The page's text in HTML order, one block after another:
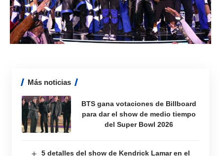
Más noticias
BTS gana votaciones de Billboard
para dar el show de medio tiempo
del Super Bowl 2026
5 detalles del show de Kendrick Lamar en el